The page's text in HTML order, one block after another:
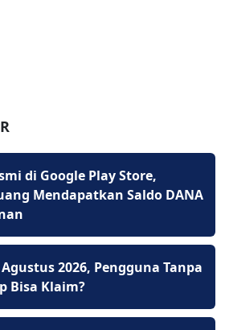
di Google Play Store,
Mendapatkan Saldo DANA
2026, Pengguna Tanpa
Bisa Klaim?